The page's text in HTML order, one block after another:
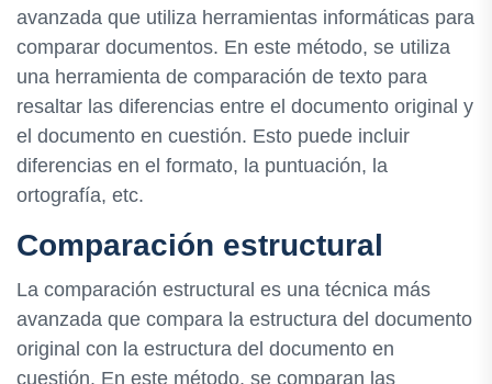
avanzada que utiliza herramientas informáticas para
comparar documentos. En este método, se utiliza
una herramienta de comparación de texto para
resaltar las diferencias entre el documento original y
el documento en cuestión. Esto puede incluir
diferencias en el formato, la puntuación, la
ortografía, etc.
Comparación estructural
La comparación estructural es una técnica más
avanzada que compara la estructura del documento
original con la estructura del documento en
cuestión. En este método, se comparan las